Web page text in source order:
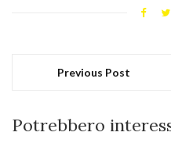
Previous Post
Potrebbero